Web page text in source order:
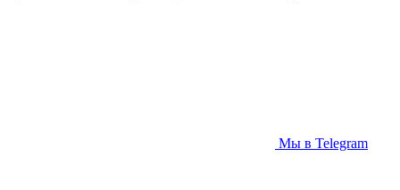
Мы в Telegram